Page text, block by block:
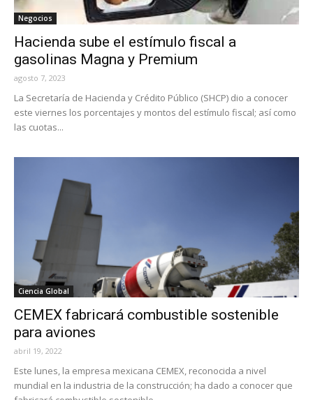
Negocios
Hacienda sube el estímulo fiscal a
gasolinas Magna y Premium
agosto 7, 2023
La Secretaría de Hacienda y Crédito Público (SHCP) dio a conocer
este viernes los porcentajes y montos del estímulo fiscal; así como
las cuotas...
Ciencia Global
CEMEX fabricará combustible sostenible
para aviones
abril 19, 2022
Este lunes, la empresa mexicana CEMEX, reconocida a nivel
mundial en la industria de la construcción; ha dado a conocer que